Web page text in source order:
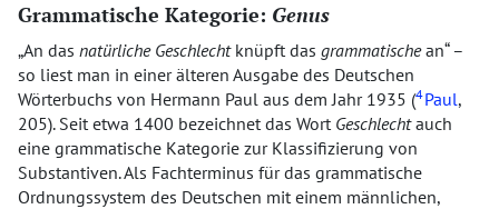
Grammatische Kategorie: Genus
An das natürliche Geschlechtknüpft das grammatischean –
so liest man in einer älteren Ausgabe des Deutschen
Wörterbuchs von Hermann Paul aus dem Jahr 1935 (4Paul,
205). Seit etwa 1400 bezeichnet das Wort Geschlechtauch
eine grammatische Kategorie zur Klassifizierung von
Substantiven. Als Fachterminus für das grammatische
Ordnungssystem des Deutschen mit einem männlichen,